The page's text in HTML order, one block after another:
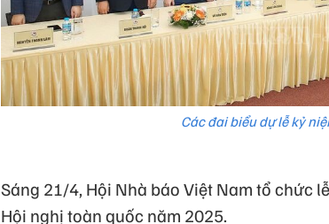
Các đai biểu dự lễ kỷ
Sáng 21/4, Hội Nhà báo Việt Nam tổ chức
Hội nghị toàn quốc năm 2025.